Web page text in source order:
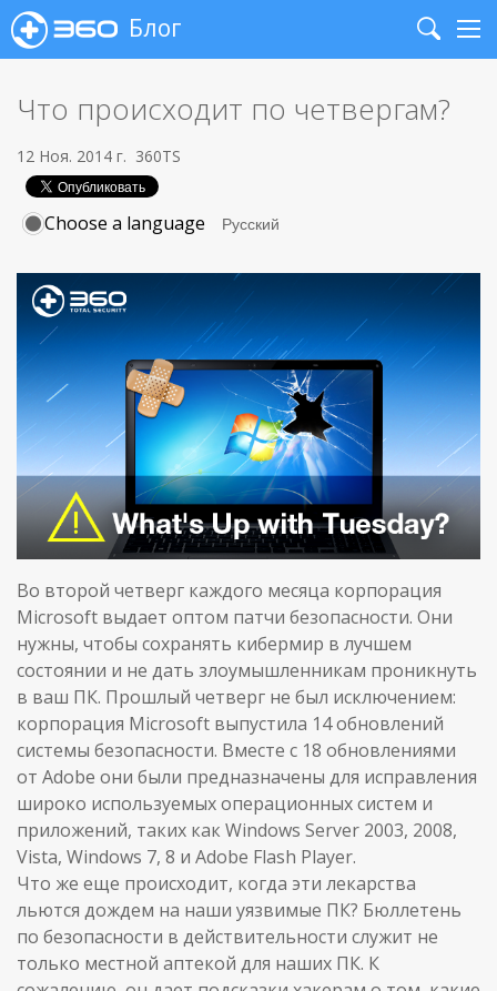
Блог
Search
Что происходит по четвергам?
12 Ноя. 2014 г. 360TS
Choose a language
Во второй четверг каждого месяца корпорация
Microsoft выдает оптом патчи безопасности. Они
нужны, чтобы сохранять кибермир в лучшем
состоянии и не дать злоумышленникам проникнуть
в ваш ПК. Прошлый четверг не был исключением:
корпорация Microsoft выпустила 14 обновлений
системы безопасности. Вместе с 18 обновлениями
от Adobe они были предназначены для исправления
широко используемых операционных систем и
приложений, таких как Windows Server 2003, 2008,
Vista, Windows 7, 8 и Adobe Flash Player.
Что же еще происходит, когда эти лекарства
льются дождем на наши уязвимые ПК? Бюллетень
по безопасности в действительности служит не
только местной аптекой для наших ПК. К